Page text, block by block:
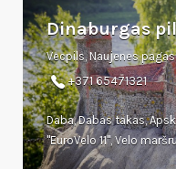
Dinaburgas
Vecpils, Naujenes
+371 65471321
Daba, Dabas takas,
"EuroVelo 11", Velo